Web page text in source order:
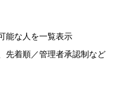
能な人を一覧表示
先着順／管理者承認制など